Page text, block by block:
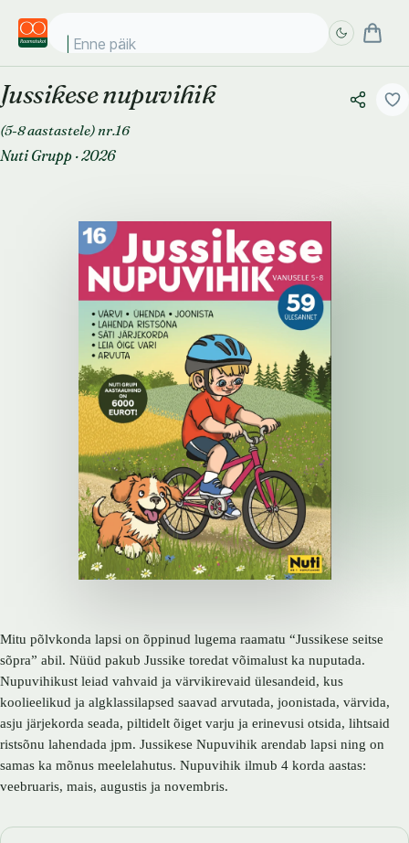
Enne päikese
Jussikese nupuvihik
(5-8 aastastele) nr.16
Nuti Grupp ·2026
Mitu põlvkonda lapsi on õppinud lugema raamatu “Jussikese seitse
sõpra” abil. Nüüd pakub Jussike toredat võimalust ka nuputada.
Nupuvihikust leiad vahvaid ja värvikirevaid ülesandeid, kus
koolieelikud ja algklassilapsed saavad arvutada, joonistada, värvida,
asju järjekorda seada, piltidelt õiget varju ja erinevusi otsida, lihtsaid
ristsõnu lahendada jpm. Jussikese Nupuvihik arendab lapsi ning on
samas ka mõnus meelelahutus. Nupuvihik ilmub 4 korda aastas:
veebruaris, mais, augustis ja novembris.